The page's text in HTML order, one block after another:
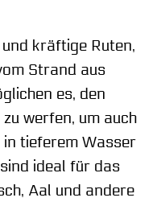
kräftige Ruten,
Strand aus
es, den
werfen, um auch
in tieferem Wasser
ideal für das
Aal und andere